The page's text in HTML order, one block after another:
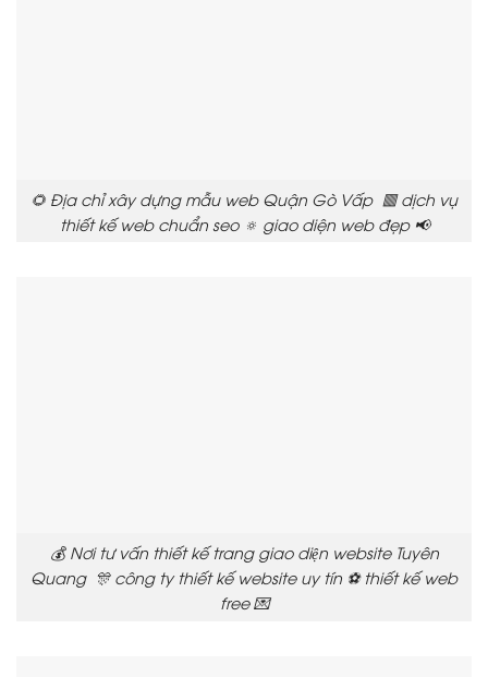
🌻 Địa chỉ xây dựng mẫu web Quận Gò Vấp 🟥 dịch vụ
thiết kế web chuẩn seo 🔅 giao diện web đẹp 📢
💰 Nơi tư vấn thiết kế trang giao diện website Tuyên
Quang 🎊 công ty thiết kế website uy tín ⚽ thiết kế web
free 💌